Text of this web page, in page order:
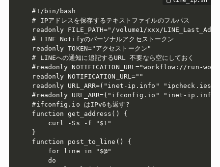
#!/bin/bash
# IPアドレスを保存するテキストファイルのフルパス
readonly FILE_PATH="/volume1/xxx/
# LINE Notifyのパーソナルアクセストークン
readonly TOKEN="アクセストークン"
# LINEへの通知に追記するURL 不要なら空にしておく
#readonly NOTIFICATION_URL="workflow://run-
readonly NOTIFICATION_URL=""
readonly URL_ARR=("inet-ip.info"
#readonly URL_ARR=("ifconfig.io" "inet-
#ifconfig.io はIPv6も返す?
function get_address() {
    curl -Ss -f "$1"
}
function post_to_line() {
    for line in "$@"
    do